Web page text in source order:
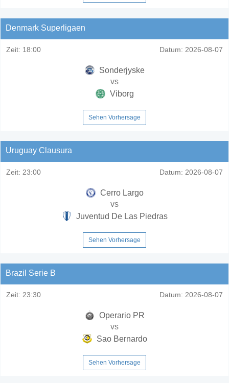
Denmark Superligaen
Zeit: 18:00 Datum: 2026-08-07
Sonderjyske
vs
Viborg
Sehen Vorhersage
Uruguay Clausura
Zeit: 23:00 Datum: 2026-08-07
Cerro Largo
vs
Juventud De Las Piedras
Sehen Vorhersage
Brazil Serie B
Zeit: 23:30 Datum: 2026-08-07
Operario PR
vs
Sao Bernardo
Sehen Vorhersage